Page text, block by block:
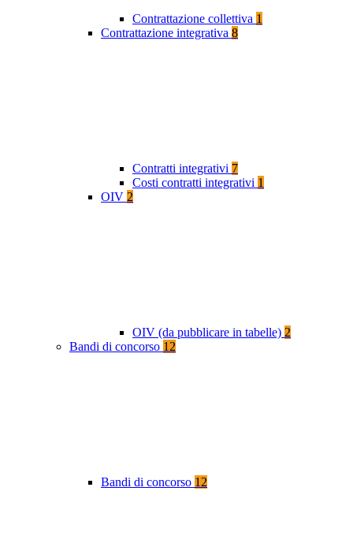
Contrattazione collettiva 1
Contrattazione integrativa 8
Contratti integrativi 7
Costi contratti integrativi 1
OIV 2
OIV (da pubblicare in tabelle) 2
Bandi di concorso 12
Bandi di concorso 12